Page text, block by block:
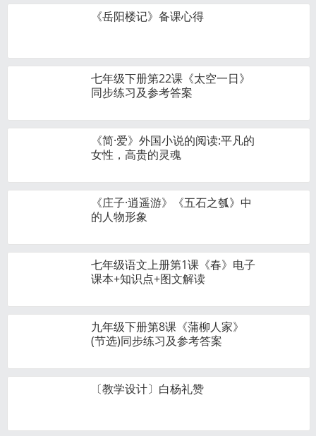
《岳阳楼记》备课心得
七年级下册第22课《太空一日》
同步练习及参考答案
《简·爱》外国小说的阅读:平凡的
女性，高贵的灵魂
《庄子·逍遥游》《五石之瓠》中
的人物形象
七年级语文上册第1课《春》电子
课本+知识点+图文解读
九年级下册第8课《蒲柳人家》
(节选)同步练习及参考答案
〔教学设计〕白杨礼赞